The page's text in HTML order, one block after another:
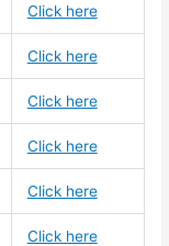
Click here
Click here
Click here
Click here
Click here
Click here